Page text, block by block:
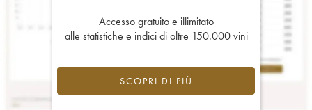
Accesso gratuito e illimitato
alle statistiche e indici di oltre 150.000 vini
SCOPRI DI PIÙ